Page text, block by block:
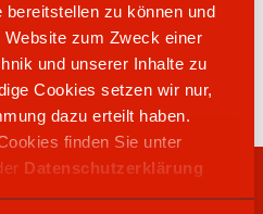
zu können und
zum Zweck einer
und unserer Inhalte zu
Cookies setzen wir nur,
dazu erteilt haben.
finden Sie unter
Datenschutzerklärung
373 - 375